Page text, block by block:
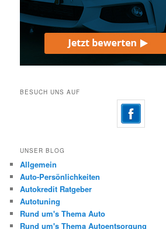
BESUCH UNS AUF
UNSER BLOG
Allgemein
Auto-Persönlichkeiten
Autokredit Ratgeber
Autotuning
Rund um's Thema Auto
Rund um's Thema Autoentsorgung